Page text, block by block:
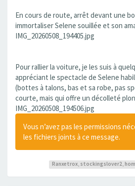
En cours de route, arrêt devant une
immortaliser Selene souillée et son
IMG_20260508_194405.jpg
Pour rallier la voiture, je les suis à
appréciant le spectacle de Selene
(bottes à talons, bas et sa robe, pas
courte, mais qui offre un décolleté
IMG_20260508_194506.jpg
Vous n’avez pas les permissions
les fichiers joints à ce message.
Ranxetrox, stockingslover2,